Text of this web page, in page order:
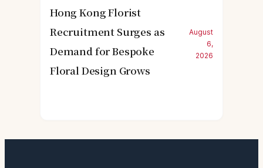
Hong Kong Florist
Recruitment Surges as
Demand for Bespoke
Floral Design Grows
August
6,
2026